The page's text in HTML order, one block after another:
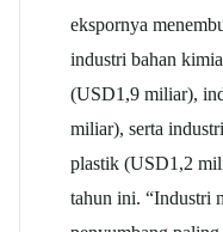
ekspornya
industri bahan
(USD1,9 miliar),
miliar), serta
plastik (USD1,2
tahun ini. “Industri